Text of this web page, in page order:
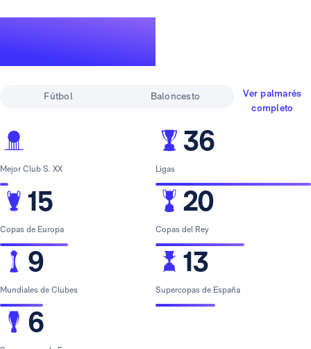
Fútbol Baloncesto
Ver palmarés
completo
Mejor Club S. XX
15
Copas de Europa
9
Mundiales de Clubes
6
36
Ligas
20
Copas del Rey
13
Supercopas de España